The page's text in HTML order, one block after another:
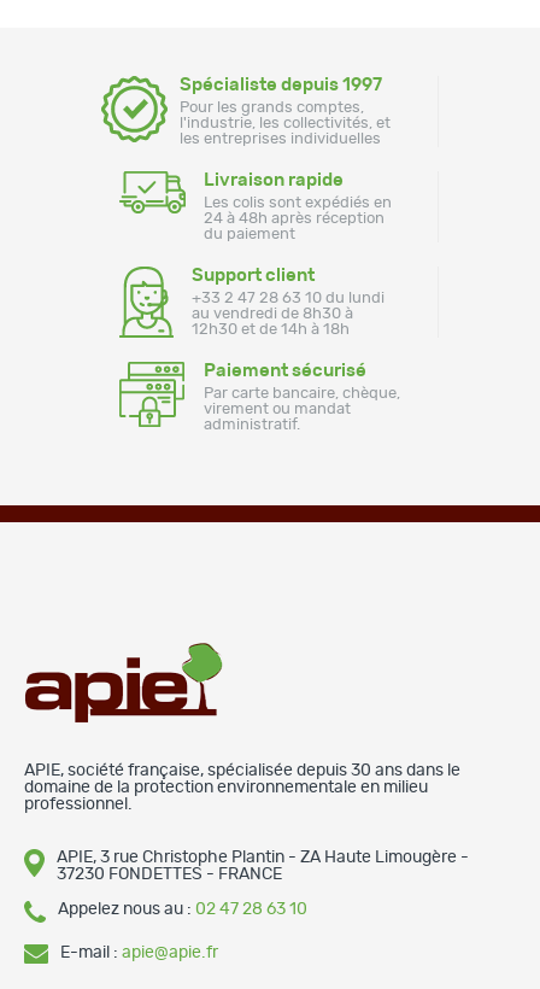
Spécialiste depuis 1997
Pour les grands comptes,
l'industrie, les collectivités, et
les entreprises individuelles
Livraison rapide
Les colis sont expédiés en
24 à 48h après réception
du paiement
Support client
+33 2 47 28 63 10 du lundi
au vendredi de 8h30 à
12h30 et de 14h à 18h
Paiement sécurisé
Par carte bancaire, chèque,
virement ou mandat
administratif.
APIE, société française, spécialisée depuis 30 ans dans le
domaine de la protection environnementale en milieu
professionnel.
APIE, 3 rue Christophe Plantin - ZA Haute Limougère -
37230 FONDETTES - FRANCE
Appelez nous au : 02 47 28 63 10
E-mail : apie@apie.fr